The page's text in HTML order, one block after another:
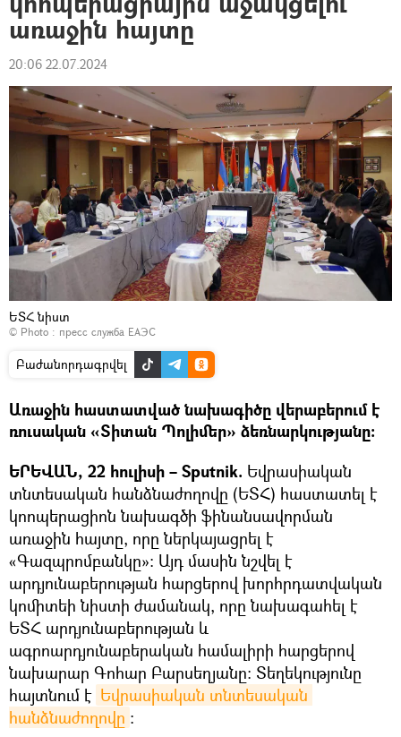
առաջին հայտը
20:06 22.07.2024
ԵՏՀ նիստ
© Photo : пресс служба ЕАЭС
Բաժանորդագրվել
Առաջին հաստատված նախագիծը վերաբերում է
ռուսական «Տիտան Պոլիմեր» ձեռնարկությանը։
ԵՐԵՎԱՆ, 22 հուլիսի – Sputnik. Եվրասիական
տնտեսական հանձնաժողովը (ԵՏՀ) հաստատել է
կոոպերացիոն նախագծի ֆինանսավորման
առաջին հայտը, որը ներկայացրել է
«Գազպրոմբանկը»։ Այդ մասին նշվել է
արդյունաբերության հարցերով խորհրդատվական
կոմիտեի նիստի ժամանակ, որը նախագահել է
ԵՏՀ արդյունաբերության և
ագրոարդյունաբերական համալիրի հարցերով
նախարար Գոհար Բարսեղյանը։ Տեղեկությունը
հայտնում է Եվրասիական տնտեսական
հանձնաժողովը ։